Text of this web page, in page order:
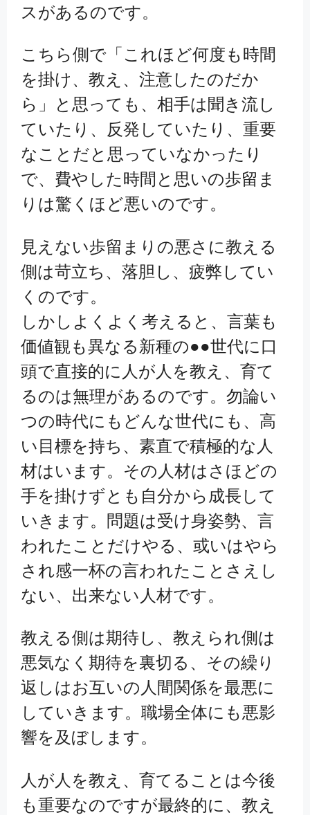
スがあるのです。
こちら側で「これほど何度も時間
を掛け、教え、注意したのだか
ら」と思っても、相手は聞き流し
ていたり、反発していたり、重要
なことだと思っていなかったり
で、費やした時間と思いの歩留ま
りは驚くほど悪いのです。
見えない歩留まりの悪さに教える
側は苛立ち、落胆し、疲弊してい
くのです。
しかしよくよく考えると、言葉も
価値観も異なる新種の●●世代に口
頭で直接的に人が人を教え、育て
るのは無理があるのです。勿論い
つの時代にもどんな世代にも、高
い目標を持ち、素直で積極的な人
材はいます。その人材はさほどの
手を掛けずとも自分から成長して
いきます。問題は受け身姿勢、言
われたことだけやる、或いはやら
され感一杯の言われたことさえし
ない、出来ない人材です。
教える側は期待し、教えられ側は
悪気なく期待を裏切る、その繰り
返しはお互いの人間関係を最悪に
していきます。職場全体にも悪影
響を及ぼします。
人が人を教え、育てることは今後
も重要なのですが最終的に、教え